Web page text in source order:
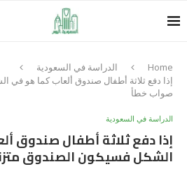
Home
الدراسة في السعودية
إذا دفع ثلاثة أطفال صندوق ألعاب كما هو في
صواب خطأ
الدراسة في السعودية
إذا دفع ثلاثة أطفال صندوق
الشكل فسيكون الصندوق